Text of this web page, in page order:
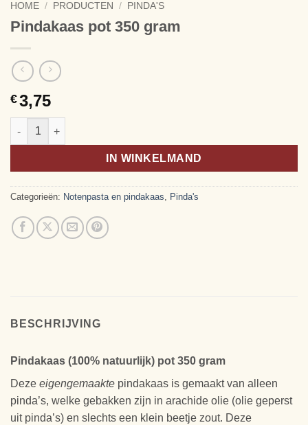
HOME / PRODUCTEN / PINDA'S
Pindakaas pot 350 gram
€3,75
Pindakaas pot 350 gram aantal
IN WINKELMAND
Alternative:
Categorieën: Notenpasta en pindakaas, Pinda's
BESCHRIJVING
Pindakaas (100% natuurlijk) pot 350 gram
Deze eigengemaakte pindakaas is gemaakt van alleen
pinda’s, welke gebakken zijn in arachide olie (olie geperst
uit pinda’s) en slechts een klein beetje zout. Deze